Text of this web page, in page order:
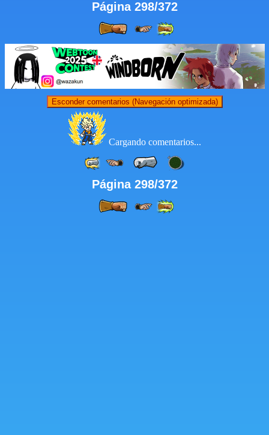
Página 298/372
Esconder comentarios (Navegación optimizada)
Cargando comentarios...
Página 298/372